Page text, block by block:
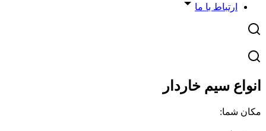
ارتباط با ما
انواع سیم خاردار
مکان شما: